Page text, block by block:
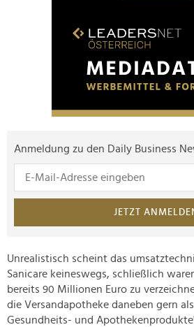
Anmeldung zu den Daily Business
JETZT
Unrealistisch scheint das
Sanicare keineswegs, schließlich
bereits 90 Millionen Euro zu
die Versandapotheke daneben gern
Gesundheits- und